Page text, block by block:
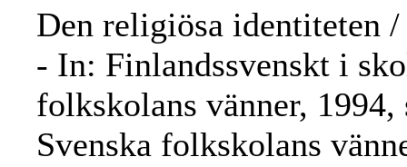
Den religiösa identiteten
- In: Finlandssvenskt i
folkskolans vänner,
Svenska folkskolans